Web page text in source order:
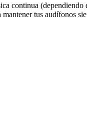
continua
tus audífonos